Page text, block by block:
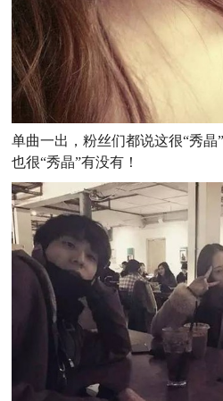
单曲一出，粉丝们都说这很“秀晶
也很“秀晶”有没有！